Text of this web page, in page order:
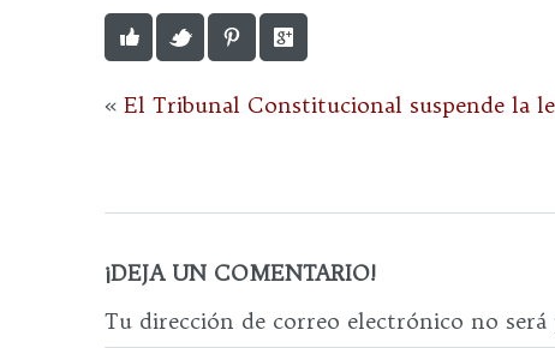
« El Tribunal Constitucional suspende la
¡DEJA UN COMENTARIO!
Tu dirección de correo electrónico no será